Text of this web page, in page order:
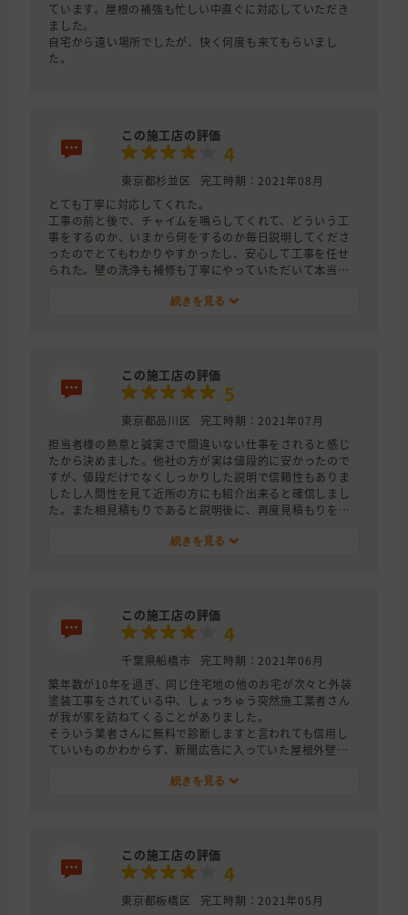
ています。屋根の補強も忙しい中直ぐに対応していただき
ました。
自宅から遠い場所でしたが、快く何度も来てもらいまし
た。
この施工店の評価
4
東京都杉並区
完工時期：2021年08月
とても丁寧に対応してくれた。
工事の前と後で、チャイムを鳴らしてくれて、どういう工
事をするのか、いまから何をするのか毎日説明してくださ
ったのでとてもわかりやすかったし、安心して工事を任せ
られた。壁の洗浄も補修も丁寧にやっていただいて本当に
続きを見る
この施工店の評価
5
東京都品川区
完工時期：2021年07月
担当者様の熱意と誠実さで間違いない仕事をされると感じ
たから決めました。他社の方が実は値段的に安かったので
すが、値段だけでなくしっかりした説明で信頼性もありま
したし人間性を見て近所の方にも紹介出来ると確信しまし
た。また相見積もりであると説明後に、再度見積もりを頂
続きを見る
この施工店の評価
4
千葉県船橋市
完工時期：2021年06月
築年数が10年を過ぎ、同じ住宅地の他のお宅が次々と外装
塗装工事をされている中、しょっちゅう突然施工業者さん
が我が家を訪ねてくることがありました。
そういう業者さんに無料で診断しますと言われても信用し
ていいものかわからず、新聞広告に入っていた屋根外壁工
ところが、そのセミナーの関係である業者さんに見積もり
金額も調べた相場からはかなり高く、焦らされることに疑
問に思い、別の業者さんの見積もりも出してもらうことに
して、外装塗装の窓口さんに連絡をし、紹介していただい
たのがこちらでした。
続きを見る
この施工店の評価
4
東京都板橋区
完工時期：2021年05月